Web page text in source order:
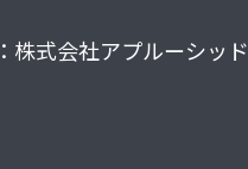
株式会社アプルーシッド